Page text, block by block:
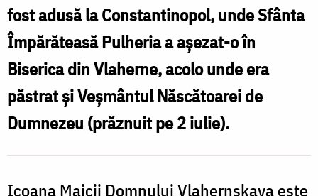
fost adusă la Constantinopol, unde Sfânta
Împărăteasă Pulheria a așezat-o în
Biserica din Vlaherne, acolo unde era
păstrat și Veșmântul Născătoarei de
Dumnezeu (prăznuit pe 2 iulie).
Icoana Maicii Domnului Vlahernskaya este